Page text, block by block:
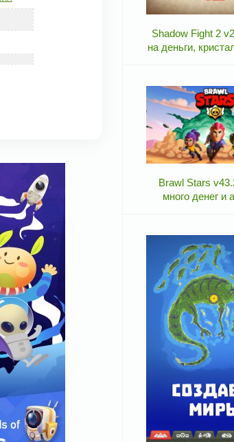
Shadow Fight 2
на деньги,
Brawl Stars
много денег и